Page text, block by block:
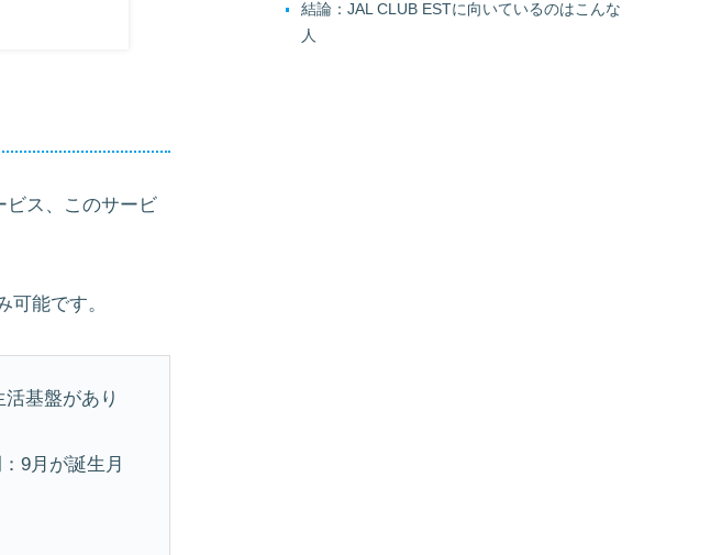
ビス、このサービ
能です。
基盤があり
9月が誕生月
結論：JAL CLUB ESTに向いているのはこんな
人